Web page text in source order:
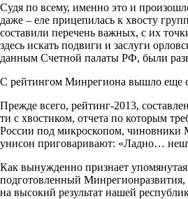
Судя по всему, именно это и
даже – еле прицепилась к хвосту
составили перечень важных, с их
здесь искать подвиги и заслуги
данным Счетной палаты РФ, были
С рейтингом Минрегиона вышло еще
Прежде всего, рейтинг-2013,
ти с хвостиком, отчета по которым
России под микроскопом, чиновники
унисон приговаривают: «Ладно…
Как вынужденно признает
подготовленный Минрегионразвития,
на высокий результат нашей